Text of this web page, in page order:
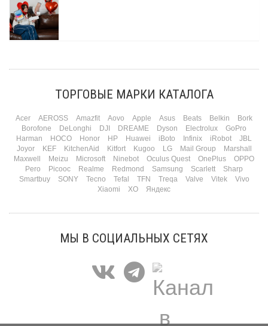
при виде новой коробки.
марта — контрольный выстрел по кошельку. Начнем с первого — потому что он
ТОРГОВЫЕ МАРКИ КАТАЛОГА
Acer AEROSS Amazfit Aovo Apple Asus Beats Belkin
Bork
Borofone
DeLonghi DJI DREAME Dyson Electrolux
GoPro
Harman
HOCO Honor HP Huawei iBoto Infinix iRobot
JBL
Joyor
KEF KitchenAid Kitfort Kugoo LG Mail Group
Marshall
Maxwell
Meizu Microsoft Ninebot Oculus Quest OnePlus
OPPO
Pero
Picooc Realme Redmond Samsung Scarlett
Sharp
Smartbuy
SONY Tecno Tefal TFN Treqa Valve Vitek
Vivo
Xiaomi
XO Яндекс
МЫ В СОЦИАЛЬНЫХ СЕТЯХ